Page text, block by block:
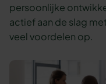
persoonlijke
actief aan de slag
veel voordelen op.